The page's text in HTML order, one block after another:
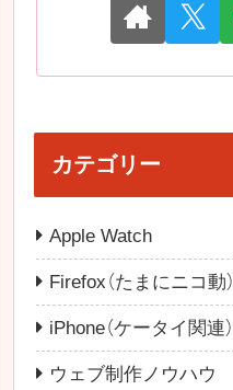
カテゴリー
Apple Watch
Firefox（たまにニコ動）
iPhone（ケータイ関連）
ウェブ制作ノウハウ